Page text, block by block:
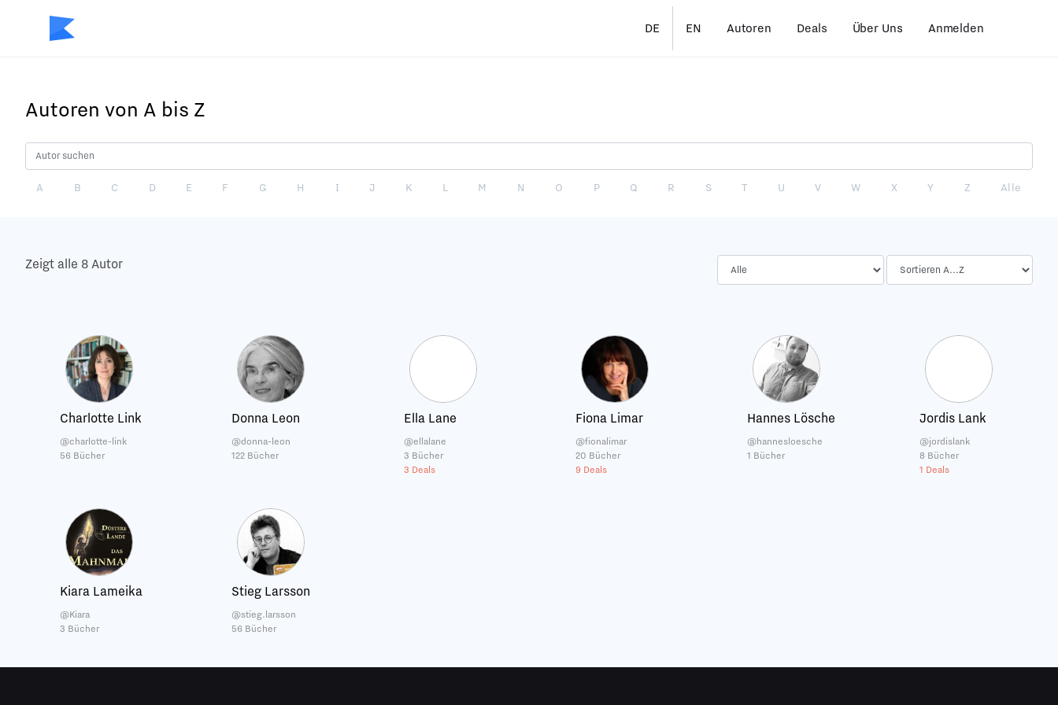
DE EN Autoren Deals Über Uns Anmelden
Autoren von A bis Z
A B C D E F G H I J K L M N O P Q R S T U V W X Y Z Alle
Zeigt alle 8 Autor
Charlotte Link
@charlotte-link
56 Bücher
Donna Leon
@donna-leon
122 Bücher
Ella Lane
@ellalane
3 Bücher
3 Deals
Fiona Limar
@fionalimar
20 Bücher
9 Deals
Hannes Lösche
@hannesloesche
1 Bücher
Jordis Lank
@jordislank
8 Bücher
1 Deals
Kiara Lameika
@Kiara
3 Bücher
Stieg Larsson
@stieg.larsson
56 Bücher